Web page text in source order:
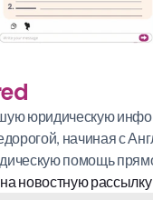
юридическую
начиная с
помощь
новостную рассылку